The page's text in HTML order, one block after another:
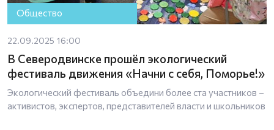
Общество
22.09.2025 16:00
В Северодвинске прошёл экологический
фестиваль движения «Начни с себя, Поморье!»
Экологический фестиваль объедини более ста участников –
активистов, экспертов, представителей власти и школьников